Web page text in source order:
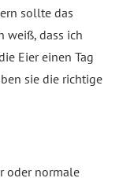
sollte das
weiß, dass ich
Eier einen Tag
sie die richtige
oder normale